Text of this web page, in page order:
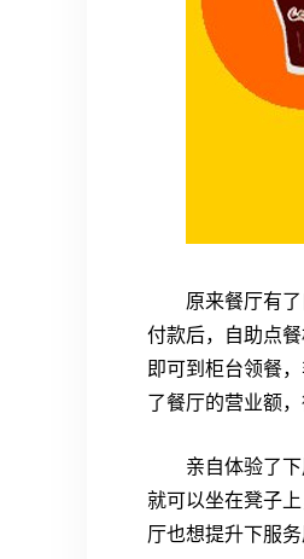
原来餐厅有了
付款后，自助点
即可到柜台领餐
了餐厅的营业额
亲自体验了下
就可以坐在凳子
厅也想提升下服